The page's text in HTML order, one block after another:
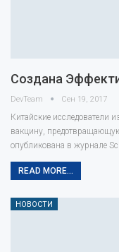
Создана
DevTeam Сен 19, 2017
Китайские исследователи
вакцину,
опубликована в журнале
READ MORE...
НОВОСТИ